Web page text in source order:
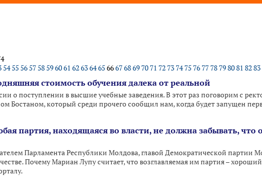
54 55 56 57 58 596061 6263646566676869 70 71 72 73 74 75 76 77 78 798081 8283
стоимость обучения далека от реальной
о поступлении в высшие учебные заведения. В этот раз поговорим с
Бостаном, который среди прочего сообщил нам, когда будет запущен
партия, находящаяся во власти, не должна забывать, что
Парламента Республики Молдова, главой Демократической партии
Почему Мариан Лупу считает, что возглавляемая им партия –